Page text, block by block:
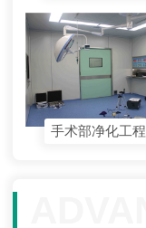
手术部净化工程